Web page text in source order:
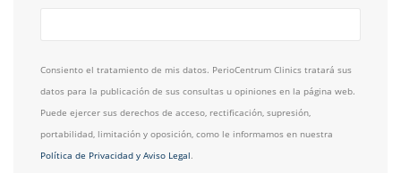
Consiento el tratamiento de mis datos. PerioCentrum Clinics tratará sus
datos para la publicación de sus consultas u opiniones en la página web.
Puede ejercer sus derechos de acceso, rectificación, supresión,
portabilidad, limitación y oposición, como le informamos en nuestra
Política de Privacidad y Aviso Legal.